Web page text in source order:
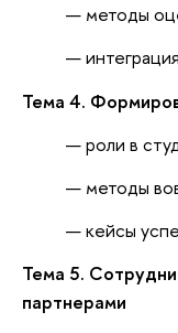
методы
Тема 4.
роли в
методы
кейсы
Тема 5.
партнерами